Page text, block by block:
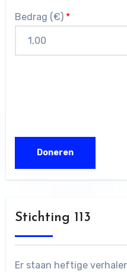
Bedrag (€) *
Stichting 113
Er staan heftige